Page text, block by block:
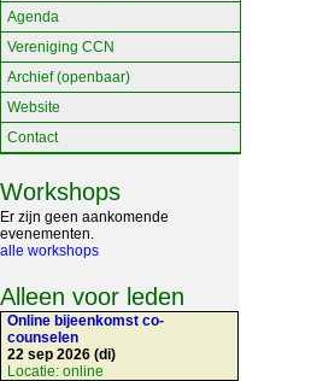
Agenda
Vereniging CCN
Archief (openbaar)
Website
Contact
Workshops
Er zijn geen aankomende
evenementen.
alle workshops
Alleen voor leden
Online bijeenkomst co-
counselen
22 sep 2026 (di)
Locatie: online